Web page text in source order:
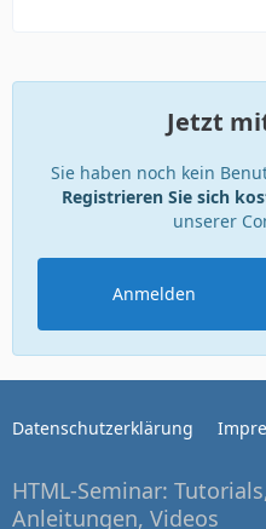
Jetzt
Sie haben noch kein
Registrieren Sie sich
unserer
Anmelden
Datenschutzerklärung
HTML-Seminar:
Anleitungen, Videos